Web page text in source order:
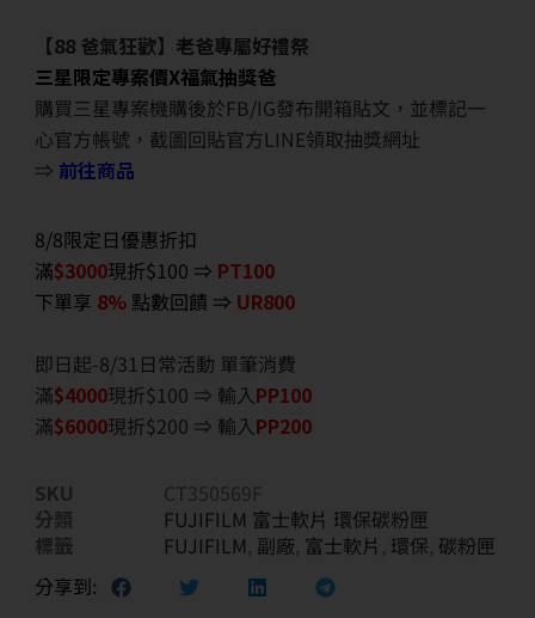
【88 爸氣狂歡】老爸專屬好禮祭
三星限定專案價X福氣抽獎爸
購買三星專案機購後於FB/IG發布開箱貼文，並標記一
心官方帳號，截圖回貼官方LINE領取抽獎網址
⇒ 前往商品
8/8限定日優惠折扣
滿$3000現折$100 ⇒ PT100
下單享 8% 點數回饋 ⇒ UR800
即日起-8/31日常活動 單筆消費
滿$4000現折$100 ⇒ 輸入PP100
滿$6000現折$200 ⇒ 輸入PP200
SKU
CT350569F
分類
FUJIFILM 富士軟片 環保碳粉匣
標籤
FUJIFILM, 副廠, 富士軟片 , 環保, 碳粉匣
分享到: